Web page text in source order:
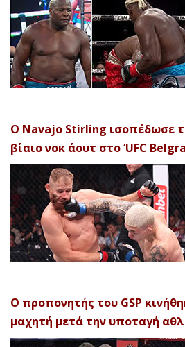
Ο Navajo Stirling ισοπέδωσε
βίαιο νοκ άουτ στο ‘UFC
Ο προπονητής του GSP
μαχητή μετά την υποταγή